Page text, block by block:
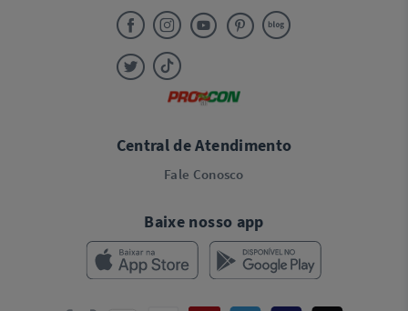
Central de Atendimento
Fale Conosco
Baixe nosso app